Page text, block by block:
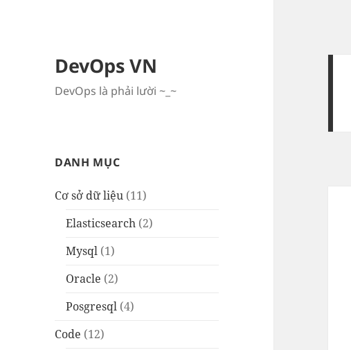
DevOps VN
DevOps là phải lười ~_~
DANH MỤC
Cơ sở dữ liệu (11)
Elasticsearch (2)
Mysql (1)
Oracle (2)
Posgresql (4)
Code (12)